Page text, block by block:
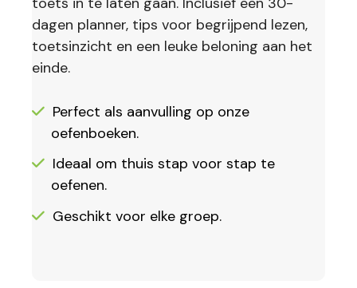
dagen planner, tips voor begrijpend lezen,
toetsinzicht en een leuke beloning aan het
einde.
Perfect als aanvulling op onze
oefenboeken.
Ideaal om thuis stap voor stap te
oefenen.
Geschikt voor elke groep.